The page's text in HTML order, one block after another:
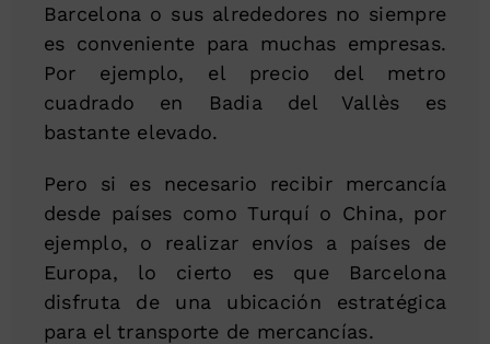
Barcelona o sus alrededores no siempre
es conveniente para muchas empresas.
Por ejemplo, el precio del metro
cuadrado en Badia del Vallès es
bastante elevado.
Pero si es necesario recibir mercancía
desde países como Turquí o China, por
ejemplo, o realizar envíos a países de
Europa, lo cierto es que Barcelona
disfruta de una ubicación estratégica
para el transporte de mercancías.